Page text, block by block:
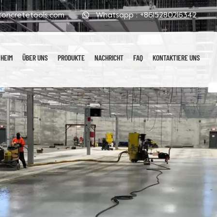
Whatsapp :+8615280216342
HEIM ÜBER UNS PRODUKTE NACHRICHT FAQ KONTAKTIERE UNS